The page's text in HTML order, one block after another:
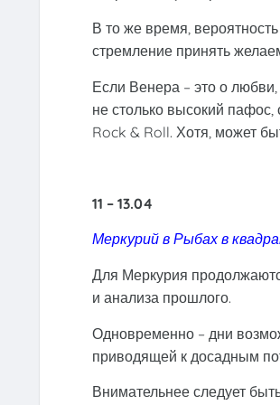
В то же время,
стремление принять
Если Венера – это о
не столько высокий пафос,
Rock & Roll. Хотя, может
11 – 13.04
Меркурий в Рыбах в
Для Меркурия
и анализа прошлого.
Одновременно – дни
приводящей к досадным
Внимательнее следует